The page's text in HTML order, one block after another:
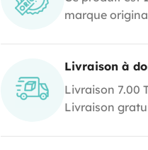
marque
Livraison à
Livraison 7.00
Livraison